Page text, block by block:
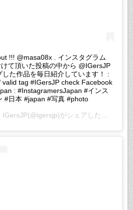
!!! @masa08x . インスタグラム
て頂いた投稿の中から @IGersJP
た作品を毎日紹介しています！ :
tag #IGersJP check Facebook
: #InstagramersJapan #インス
#日本 #japan #写真 #photo
(@igersjp)がシェアした投稿 –